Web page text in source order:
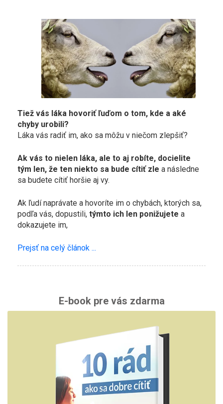
Tiež vás láka hovoriť ľuďom o tom, kde a aké
chyby urobili?
Láka vás radiť im, ako sa môžu v niečom zlepšiť?
Ak vás to nielen láka, ale to aj robíte, docielite
tým len, že ten niekto sa bude cítiť zle a následne
sa budete cítiť horšie aj vy.
Ak ľudí naprávate a hovoríte im o chybách, ktorých sa,
podľa vás, dopustili, týmto ich len ponižujete a
dokazujete im,
Prejsť na celý článok ...
E-book pre vás zdarma